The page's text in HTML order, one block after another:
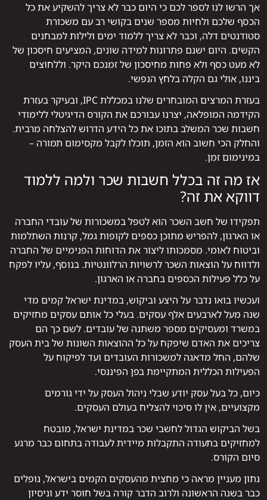
אך הרשו לנו לספר לכם כי היום כבר לא צריך להשקיע את כל
הכסף שלכם ולחיות מספר שנים בקושי רב עם משכורת
סטודנטים דלה, וכבר לא צריך ללמוד ימים ולילות למבחנים
הקשים. היום ישנם פתרונות למידה שונים, המציעים חיסכון של
לא מעט כסף ולא פחות מחיסכון של זמנכם היקר. וללחוצים
ביננו, אולי גם הקלה בלחץ הנפשי.
בעזרת המרצים המובחרים שלנו במכללת IPC, ובעיקר בעזרת
הקידמה המופלאה, יצרנו עבורכם את הקורס הדיגיטלי ללימודי
חשבות שכר המשלב בתוכו את כל הידע הדרוש להצלחה מרבית.
והחלק הכי חשוב הוא הזמן, תוכלו לקבל מקסימום תמורה –
במינימום זמן.
אז מה זה בכלל חשבות שכר ולמה ללמוד
דווקא את זה?
תפקידו של חשב השכר הוא לטפל במשכורות של עובדי החברה
או הארגון, להפריש מתוכן כספים לקופות גמל, קרנות השתלמות
וביטוח לאומי. מסמכותו ליצור את הדוחות הפנימיים של החברה
ולדווח על הוצאות השכר לרשויות הרלוונטיות. בנוסף, עליו לפקח
על כלל פעילות הכספים בחברה או הארגון.
ועכשיו בואו נדבר על היצע וביקוש, במדינת ישראל קמים מדי
שנה מעל לארבעים אלף עסקים. בעלי כל אותם עסקים מחזיקים
במשרד ומעסיקים מספר משתנה של עובדים. לשם כך הם
צריכים את האדם שיפקח על כל ההוצאות השונות של בית העסק
שלהם, החל מדאגה למשכורות העובדים ועד לפיקוח על
הפעילות הכללית המתקיימת בפן הפיננסי.
כיום, כל בעל עסק יודע שבלי ניהול העסק על ידי גורמים
מקצועיים, אין לו סיכוי להצליח בעולם העסקים.
בשל הביקוש הגדול לחשבי שכר במדינת ישראל, מובטח
למחזיקים בתעודה התקבלות מיידית לעבודה בתחום כבר מרגע
סיום הקורס.
נתון מעניין מראה כי מחצית מהעסקים הקמים בישראל, נופלים
כבר בשנה הראשונה ולרוב הדבר קורה בשל חוסר ידע וניסיון